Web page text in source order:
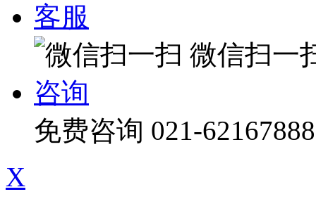
客服
微信扫一
咨询
免费咨询 021-62167888
X